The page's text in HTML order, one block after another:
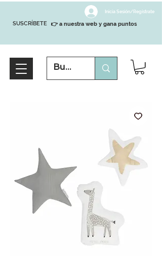
SUSCRÍBETE
Inicia Sesión/Regístrate
👉 a nuestra web y gana puntos